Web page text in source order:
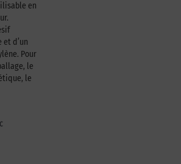
en
d’un
Pour
le
le